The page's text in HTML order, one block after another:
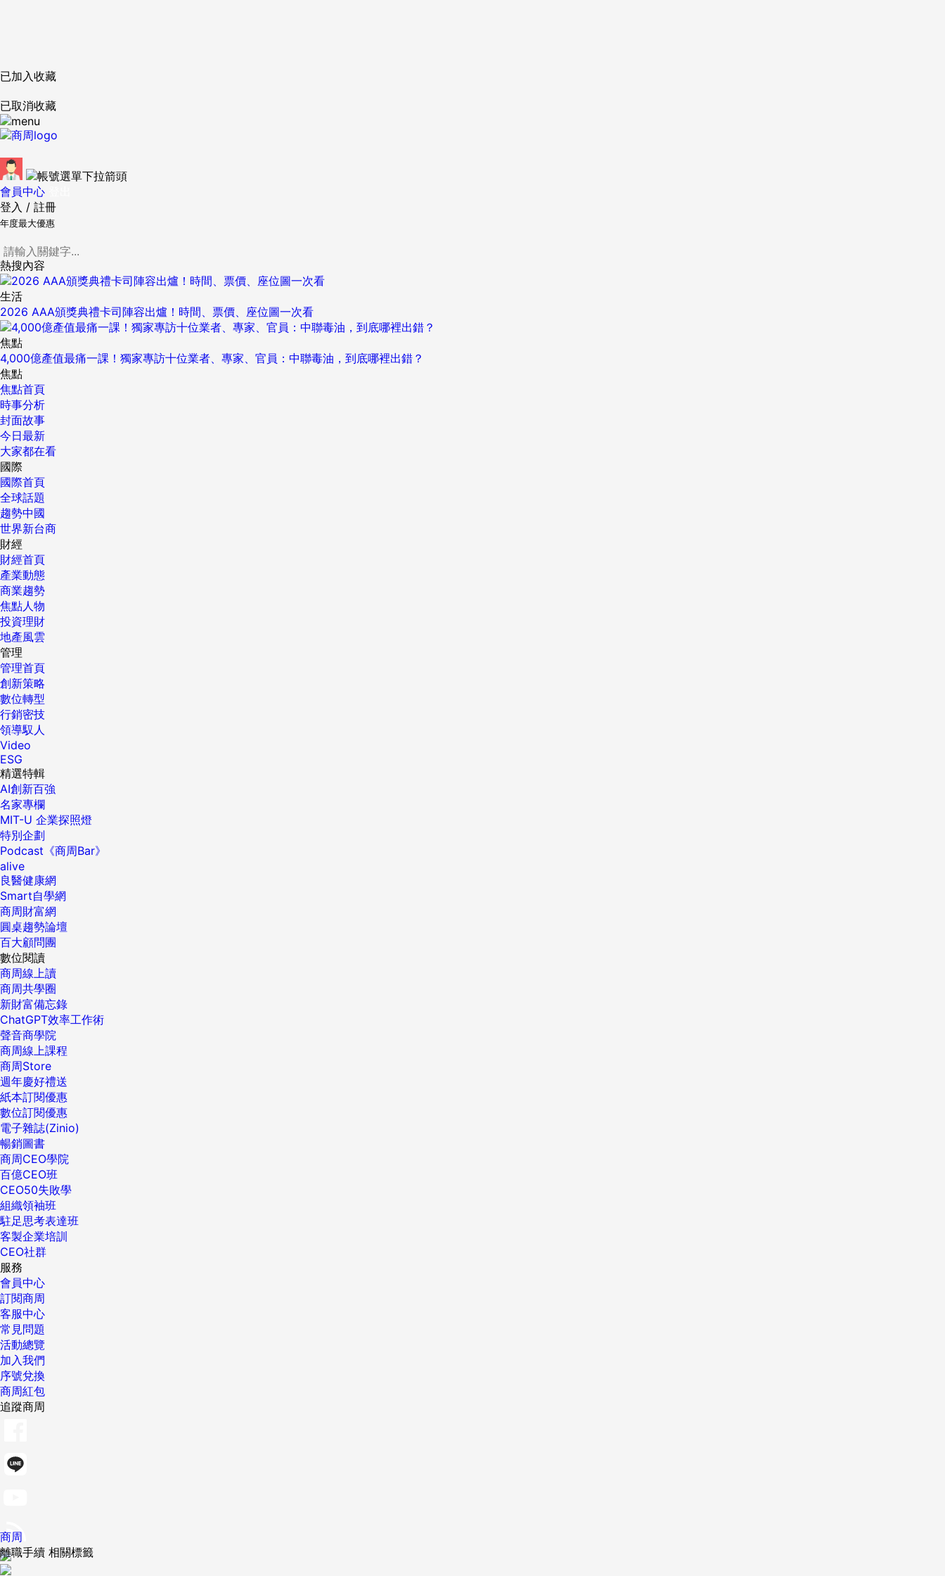
已加入收藏
已取消收藏
會員中心
登入 / 註冊
年度最大優惠
熱搜內容
生活
2026 AAA頒獎典禮卡司陣容出爐！時間、票價、座位圖一次看
焦點
4,000億產值最痛一課！獨家專訪十位業者、專家、官員：中聯毒油，到底哪裡出錯？
焦點
焦點首頁
時事分析
封面故事
今日最新
大家都在看
國際
國際首頁
全球話題
趨勢中國
世界新台商
財經
財經首頁
產業動態
商業趨勢
焦點人物
投資理財
地產風雲
管理
管理首頁
創新策略
數位轉型
行銷密技
領導馭人
Video
ESG
精選特輯
AI創新百強
名家專欄
MIT-U 企業探照燈
特別企劃
Podcast《商周Bar》
alive
良醫健康網
Smart自學網
商周財富網
圓桌趨勢論壇
百大顧問團
數位閱讀
商周線上讀
商周共學圈
新財富備忘錄
ChatGPT效率工作術
聲音商學院
商周線上課程
商周Store
週年慶好禮送
紙本訂閱優惠
數位訂閱優惠
電子雜誌(Zinio)
暢銷圖書
商周CEO學院
百億CEO班
CEO50失敗學
組織領袖班
駐足思考表達班
客製企業培訓
CEO社群
服務
會員中心
訂閱商周
客服中心
常見問題
活動總覽
加入我們
序號兌換
商周紅包
追蹤商周
商周
離職手續 相關標籤